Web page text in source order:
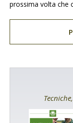
prossima volta che